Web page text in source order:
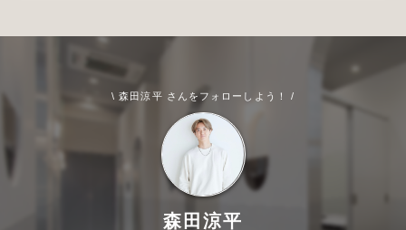
\ 森田涼平 さんをフォローしよう！ /
森田涼平